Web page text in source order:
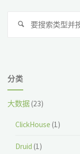
搜
分类
大数据(23)
ClickHouse (1)
Druid (1)